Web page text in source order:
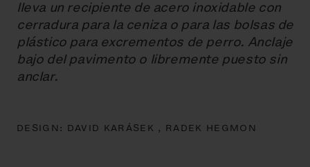
lleva un recipiente de acero inoxidable con
cerradura para la ceniza o para las bolsas de
plástico para excrementos de perro. Anclaje
bajo del pavimento o libremente puesto sin
anclar.
DESIGN: DAVID KARÁSEK , RADEK HEGMON